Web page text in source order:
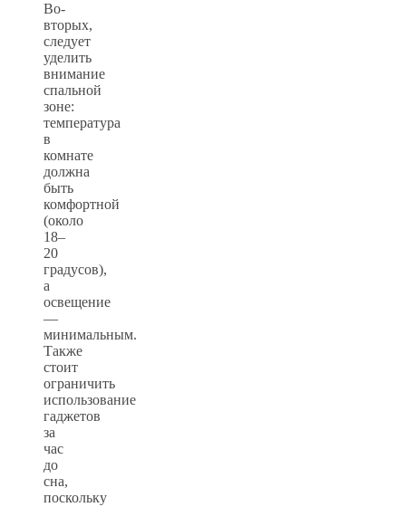
Во-
вторых,
следует
уделить
внимание
спальной
зоне:
температура
в
комнате
должна
быть
комфортной
(около
18–
20
градусов),
а
освещение
—
минимальным.
Также
стоит
ограничить
использование
гаджетов
за
час
до
сна,
поскольку